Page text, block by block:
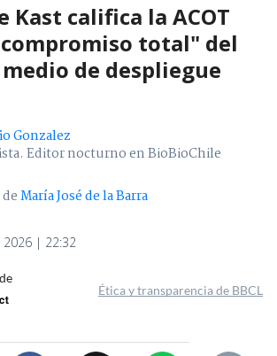
Kast califica la ACOT
total" del
de despliegue
Gonzalez
Editor nocturno en BioBioChile
María José de la Barra
2026 | 22:32
Ética y transparencia de BBCL